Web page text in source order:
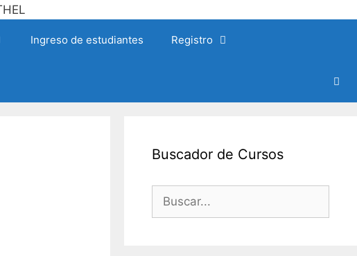
Ingreso de estudiantes Registro
Buscador de Cursos